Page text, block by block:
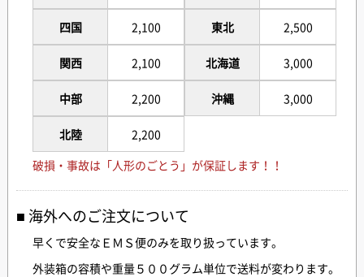
四国
関西
中部
北陸
2,100
2,100
2,200
2,200
東北
北海道
沖縄
2,500
3,000
3,000
破損・事故は「人形のごとう」が保証します！！
海外へのご注文について
早くで安全なＥＭＳ便のみを取り扱っています。
外装箱の容積や重量５００グラム単位で送料が変わります。